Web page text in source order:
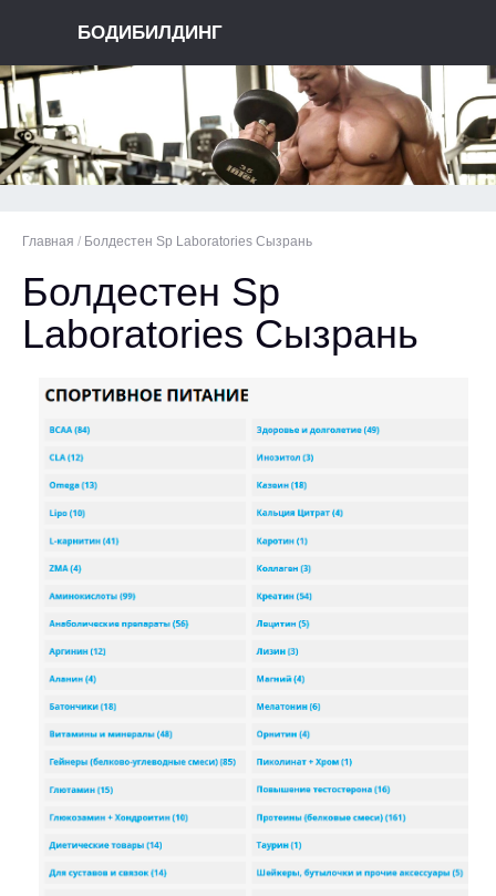
БОДИБИЛДИНГ
Главная / Болдестен Sp Laboratories Сызрань
Болдестен Sp
Laboratories Сызрань